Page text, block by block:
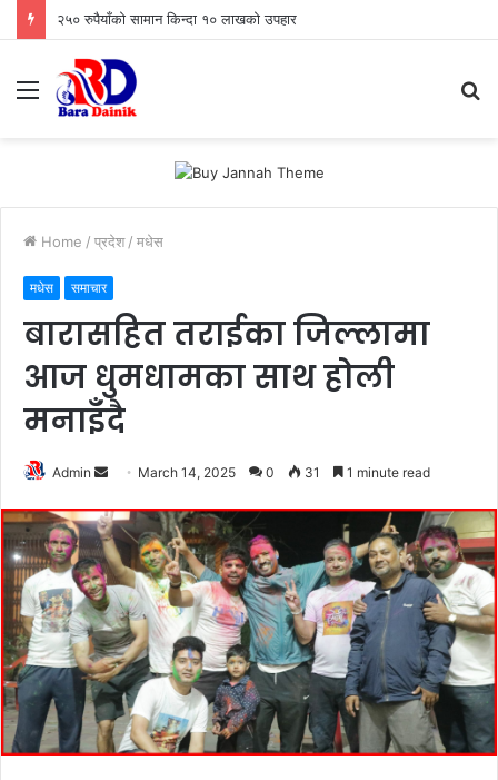
२५० रुपैयाँको सामान किन्दा १० लाखको उपहार
Menu
Home / प्रदेश / मधेस
मधेस समाचार
बारासहित तराईका जिल्लामा
आज धुमधामका साथ होली
मनाइँदै
Admin
n
d
a
n
e
m
a
l
March 14, 2025 0 31 1 minute read